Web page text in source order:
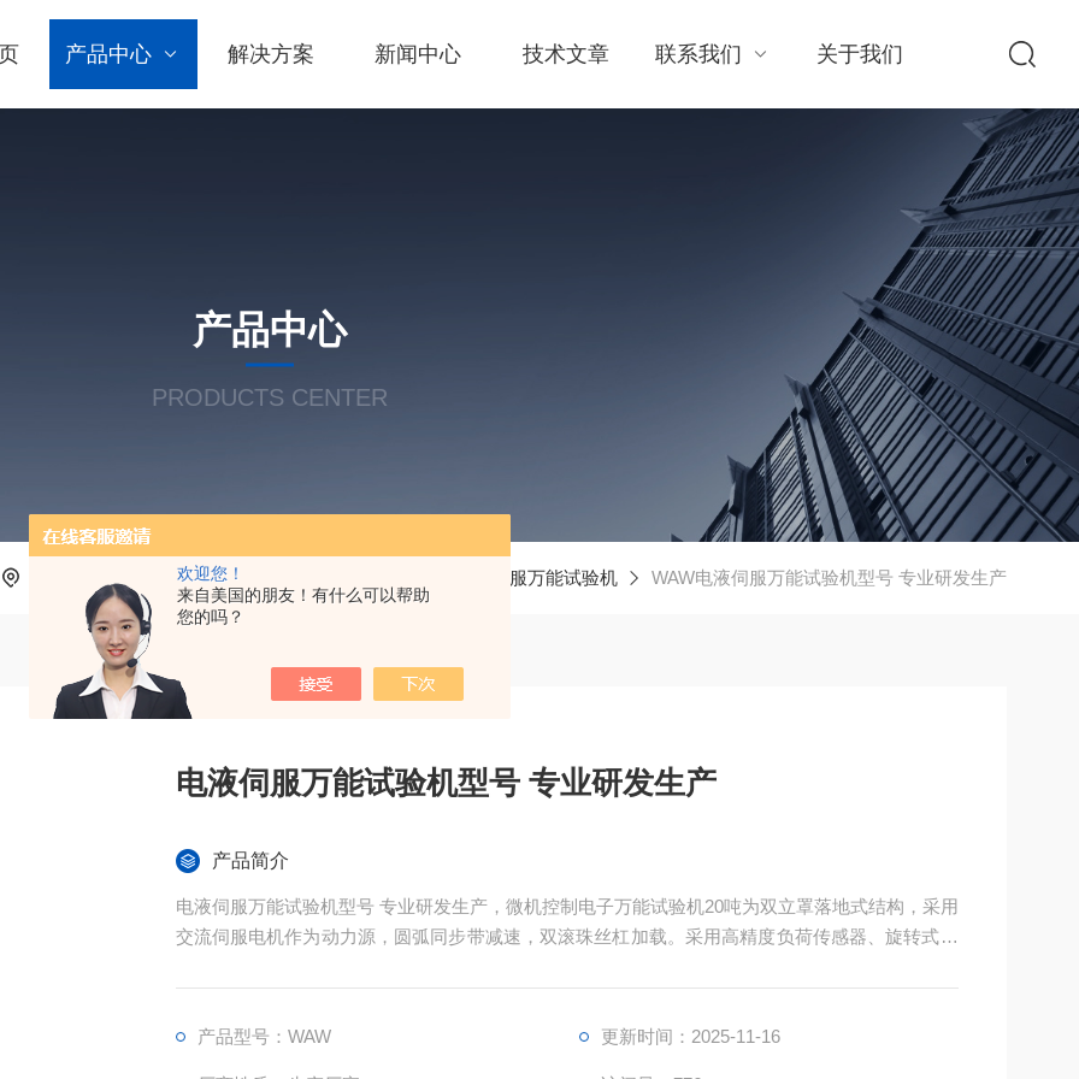
欢迎您！
来自美国的朋友！有什么可以帮助
您的吗？
产品中心 解决方案 新闻中心 技术文章 联系我们 关于我们
产品中心
PRODUCTS CENTER
产品中心 电液伺服万能试验机 WAW电液伺服万能试验机型号 专业研发生产
电液伺服万能试验机型号 专业研发生产
产品简介
电液伺服万能试验机型号 专业研发生产，微机控制电子万能试验机20吨为双立罩落地式结构，采用
交流伺服电机作为动力源，圆弧同步带减速，双滚珠丝杠加载。采用高精度负荷传感器、旋转式光
性好等特点。
产品型号：WAW 更新时间：2025-11-16